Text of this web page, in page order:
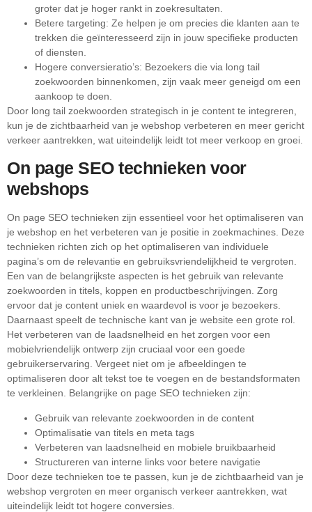
groter dat je hoger rankt in zoekresultaten.
Betere targeting: Ze helpen je om precies die klanten aan te
trekken die geïnteresseerd zijn in jouw specifieke producten
of diensten.
Hogere conversieratio’s: Bezoekers die via long tail
zoekwoorden binnenkomen, zijn vaak meer geneigd om een
aankoop te doen.
Door long tail zoekwoorden strategisch in je content te integreren,
kun je de zichtbaarheid van je webshop verbeteren en meer gericht
verkeer aantrekken, wat uiteindelijk leidt tot meer verkoop en groei.
On page SEO technieken voor
webshops
On page SEO technieken zijn essentieel voor het optimaliseren van
je webshop en het verbeteren van je positie in zoekmachines. Deze
technieken richten zich op het optimaliseren van individuele
pagina’s om de relevantie en gebruiksvriendelijkheid te vergroten.
Een van de belangrijkste aspecten is het gebruik van relevante
zoekwoorden in titels, koppen en productbeschrijvingen. Zorg
ervoor dat je content uniek en waardevol is voor je bezoekers.
Daarnaast speelt de technische kant van je website een grote rol.
Het verbeteren van de laadsnelheid en het zorgen voor een
mobielvriendelijk ontwerp zijn cruciaal voor een goede
gebruikerservaring. Vergeet niet om je afbeeldingen te
optimaliseren door alt tekst toe te voegen en de bestandsformaten
te verkleinen. Belangrijke on page SEO technieken zijn:
Gebruik van relevante zoekwoorden in de content
Optimalisatie van titels en meta tags
Verbeteren van laadsnelheid en mobiele bruikbaarheid
Structureren van interne links voor betere navigatie
Door deze technieken toe te passen, kun je de zichtbaarheid van je
webshop vergroten en meer organisch verkeer aantrekken, wat
uiteindelijk leidt tot hogere conversies.